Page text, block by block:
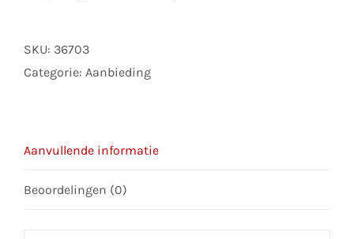
aantal
SKU: 36703
Categorie: Aanbieding
Aanvullende informatie
Beoordelingen (0)